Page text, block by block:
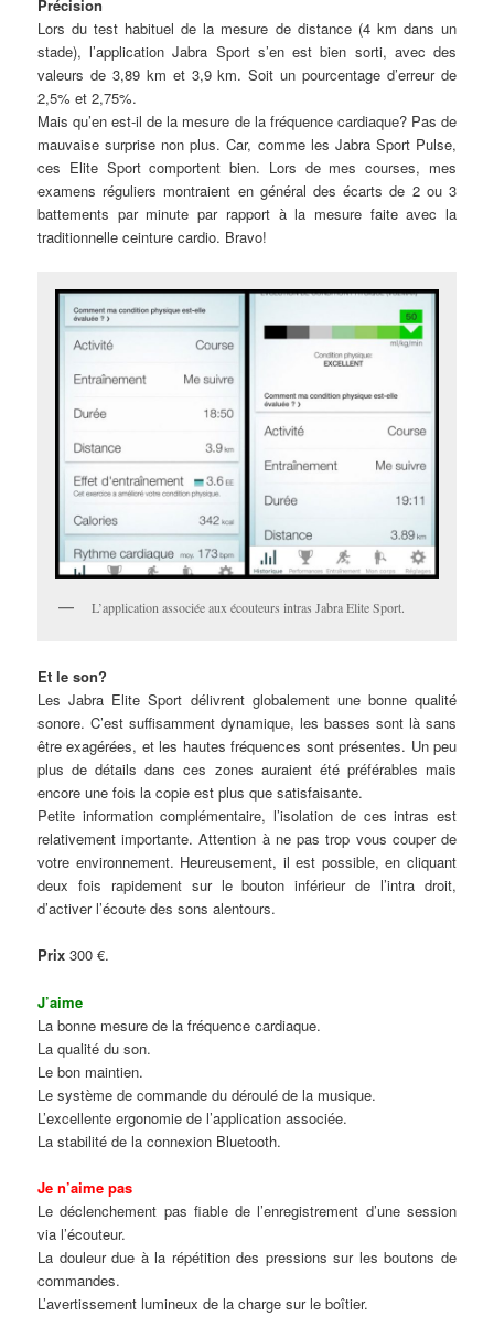
Précision
Lors du test habituel de la mesure de distance (4 km dans un
stade), l’application Jabra Sport s’en est bien sorti, avec des
valeurs de 3,89 km et 3,9 km. Soit un pourcentage d’erreur de
2,5% et 2,75%.
Mais qu’en est-il de la mesure de la fréquence cardiaque? Pas de
mauvaise surprise non plus. Car, comme les Jabra Sport Pulse,
ces Elite Sport comportent bien. Lors de mes courses, mes
examens réguliers montraient en général des écarts de 2 ou 3
battements par minute par rapport à la mesure faite avec la
traditionnelle ceinture cardio. Bravo!
L’application associée aux écouteurs intras Jabra Elite Sport.
Et le son?
Les Jabra Elite Sport délivrent globalement une bonne qualité
sonore. C’est suffisamment dynamique, les basses sont là sans
être exagérées, et les hautes fréquences sont présentes. Un peu
plus de détails dans ces zones auraient été préférables mais
encore une fois la copie est plus que satisfaisante.
Petite information complémentaire, l’isolation de ces intras est
relativement importante. Attention à ne pas trop vous couper de
votre environnement. Heureusement, il est possible, en cliquant
deux fois rapidement sur le bouton inférieur de l’intra droit,
d’activer l’écoute des sons alentours.
Prix 300 €.
J’aime
La bonne mesure de la fréquence cardiaque.
La qualité du son.
Le bon maintien.
Le système de commande du déroulé de la musique.
L’excellente ergonomie de l’application associée.
La stabilité de la connexion Bluetooth.
Je n’aime pas
Le déclenchement pas fiable de l’enregistrement d’une session
via l’écouteur.
La douleur due à la répétition des pressions sur les boutons de
commandes.
L’avertissement lumineux de la charge sur le boîtier.